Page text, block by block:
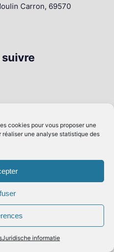
cookies pour vous proposer une
une analyse statistique des
Juridische informatie
Carron, 69570
suivre
Qualité
légales
crafted bymetronomi